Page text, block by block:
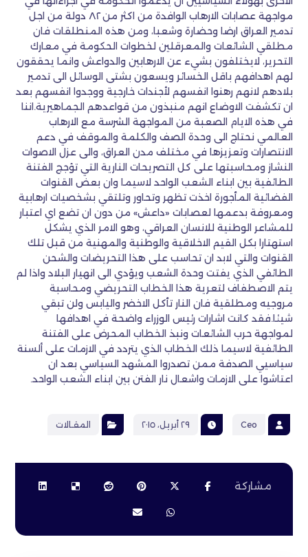
مواجهة عصابات الارهاب الوافدة من اكثر من ٨٢ دولة من اجل
تدمير العراق ارضا وحضارة وشعبا، ومن هذه المنطلقات فان
مطلقي الشائعات والمعرقلين لخطوات الحكومة في معارك
التحرير، لايختلفون بشيء عن الارهابين والدواعش وانما يحققون
لهم اهدافهم باقل الخسائر ويسعون بشتى الوسائل الى تدمير
بلادهم لانهم رهنوا انفسهم لأجندات خارجية ووجدوا انفسهم بعد
ان تكشفت الاوضاع انهم منبذون من قواعدهم الجماهيرية.اننا
في هذه الايام الصعبة من المواجهة الشرسة مع الارهاب
العالمي نحتاج الى وحدة الصف والكلمة والموقف في دعم
الانتصارات وتعزيزها في مختلف مدن العراق، والى عزل الاصوات
النشاز ومحاسبتها على كل التصريحات النارية التي تؤجج الفتنة
الطائفية بين ابناء الشعب الواحد لاسيما وان بعض القنوات
الفضائية المأجورة اخذت تظهر وتحاور وتلتقي بشخصيات ارهابية
ومعروفة بدعمها لعصابات «داعش» من دون ان تضع اي اعتبار
للمشاعر الوطنية للانسان العراقي، وهو الامر الذي يشكل
استهتارا بكل القيم الاخلاقية والوطنية والمهنية من قبل تلك
القنوات والتي لابد ان تحاسب على هذا التحريضات والشحن
الطائفي الذي يفتت وحدة الشعب ويؤدي الى انهيار البلاد واذا لم
يتم الاصطفاف لتعرية هذا الخطاب التحريضي ومحاسبة
مروجيه ومطلقية فان النار تأكل الاخضر واليابس ولن تبقي
شيئا.فقد كانت اشارات رئيس الوزراء واضحة في اهدافها
لمواجهة حرب الشائعات ونبذ الخطاب المحرض على الفتنة
الطائفية لاسيما ذلك الخطاب الذي يتردد في الازمات على ألسنة
سياسيي الصدفة ممن تصدروا المشهد السياسي بعد ان
اعتاشوا على الازمات واشعال نار الفتن بين ابناء الشعب الواحد.
Ceo ٢٩ أبريل، ٢٠١٥ المقـالات